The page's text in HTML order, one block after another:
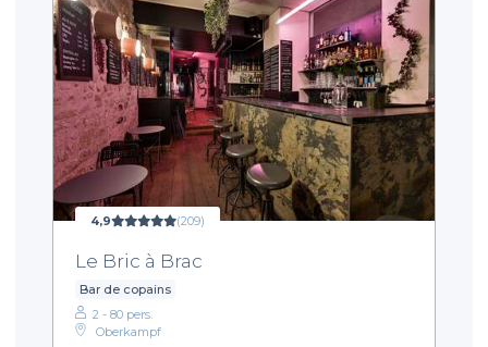
4,9 (209)
Le Bric à Brac
Bar de copains
2 - 80 pers.
Oberkampf